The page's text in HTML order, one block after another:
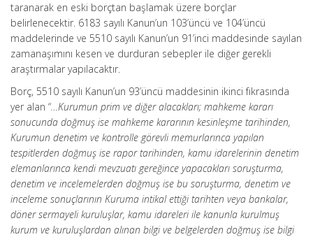
taranarak en eski borçtan başlamak üzere borçlar
belirlenecektir. 6183 sayılı Kanun’un 103’üncü ve 104’üncü
maddelerinde ve 5510 sayılı Kanun’un 91’inci maddesinde sayılan
zamanaşımını kesen ve durduran sebepler ile diğer gerekli
araştırmalar yapılacaktır.
Borç, 5510 sayılı Kanun’un 93’üncü maddesinin ikinci fıkrasında
yer alan “…Kurumun prim ve diğer alacakları; mahkeme kararı
sonucunda doğmuş ise mahkeme kararının kesinleşme tarihinden,
Kurumun denetim ve kontrolle görevli memurlarınca yapılan
tespitlerden doğmuş ise rapor tarihinden, kamu idarelerinin denetim
elemanlarınca kendi mevzuatı gereğince yapacakları soruşturma,
denetim ve incelemelerden doğmuş ise bu soruşturma, denetim ve
inceleme sonuçlarının Kuruma intikal ettiği tarihten veya bankalar,
döner sermayeli kuruluşlar, kamu idareleri ile kanunla kurulmuş
kurum ve kuruluşlardan alınan bilgi ve belgelerden doğmuş ise bilgi